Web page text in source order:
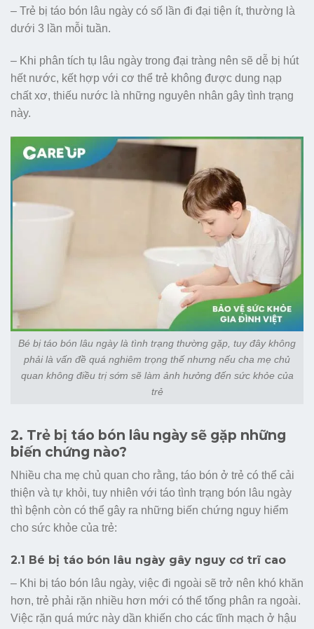
– Trẻ bị táo bón lâu ngày có số lần đi đại tiện ít, thường là
dưới 3 lần mỗi tuần.
– Khi phân tích tụ lâu ngày trong đại tràng nên sẽ dễ bị hút
hết nước, kết hợp với cơ thể trẻ không được dung nạp
chất xơ, thiếu nước là những nguyên nhân gây tình trạng
này.
Bé bị táo bón lâu ngày là tình trạng thường gặp, tuy đây không
phải là vấn đề quá nghiêm trọng thế nhưng nếu cha mẹ chủ
quan không điều trị sớm sẽ làm ảnh hưởng đến sức khỏe của
trẻ
2. Trẻ bị táo bón lâu ngày sẽ gặp những
biến chứng nào?
Nhiều cha mẹ chủ quan cho rằng, táo bón ở trẻ có thể cải
thiện và tự khỏi, tuy nhiên với táo tình trạng bón lâu ngày
thì bệnh còn có thể gây ra những biến chứng nguy hiểm
cho sức khỏe của trẻ:
2.1 Bé bị táo bón lâu ngày gây nguy cơ trĩ cao
– Khi bị táo bón lâu ngày, việc đi ngoài sẽ trở nên khó khăn
hơn, trẻ phải rặn nhiều hơn mới có thể tống phân ra ngoài.
Việc rặn quá mức này dần khiến cho các tĩnh mạch ở hậu